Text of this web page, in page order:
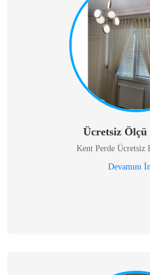
Ücretsiz Ölçü
Kent Perde Ücretsiz
Devamını